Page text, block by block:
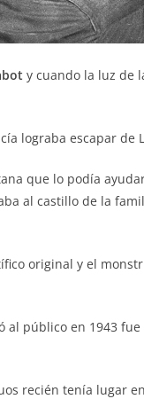
y cuando la luz de
lograba escapar de
que lo podía
al castillo de la
original y el
al público en 1943 fue
recién tenía lugar